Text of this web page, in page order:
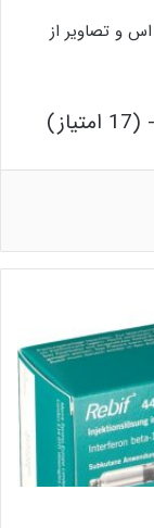
اس و تصاویر از